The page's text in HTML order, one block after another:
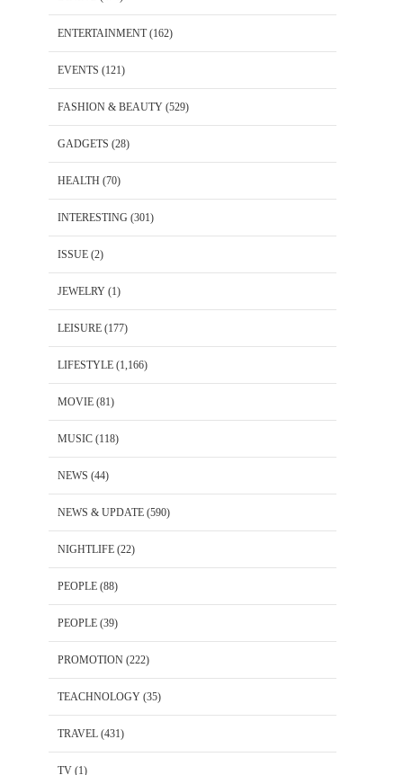
ENTERTAINMENT(162)
EVENTS (121)
FASHION & BEAUTY (529)
GADGETS (28)
HEALTH (70)
INTERESTING (301)
ISSUE (2)
JEWELRY (1)
LEISURE (177)
LIFESTYLE (1,166)
MOVIE (81)
MUSIC (118)
NEWS (44)
NEWS & UPDATE (590)
NIGHTLIFE (22)
PEOPLE (88)
PEOPLE (39)
PROMOTION (222)
TEACHNOLOGY (35)
TRAVEL (431)
TV (1)